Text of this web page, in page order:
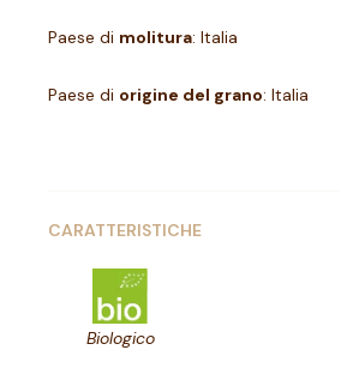
Paese di molitura: Italia
Paese di origine del grano: Italia
CARATTERISTICHE
Biologico